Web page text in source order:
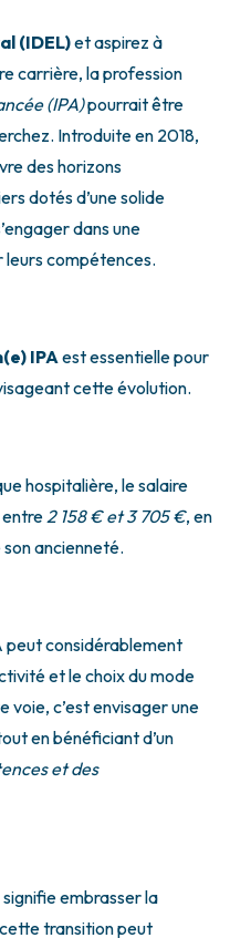
(IDEL)et aspirez à
carrière, la profession
(IPA)pourrait être
Introduite en 2018,
des horizons
dotés d’une solide
dans une
compétences.
IPAest essentielle pour
cette évolution.
hospitalière, le salaire
entre2 158 € et 3 705 €, en
ancienneté.
peut considérablement
et le choix du mode
voie, c’est envisager une
en bénéficiant d’un
et des
embrasser la
transition peut